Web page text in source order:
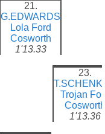
21.
G.EDWARDS
Lola Ford
Cosworth
1'13.33
23.
Trojan
Cosworth
1'13.36